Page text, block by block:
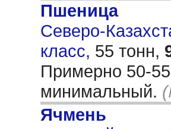
Пшеница
Северо-
класс, 55 тонн,
Примерно 50-
минимальный.
Ячмень